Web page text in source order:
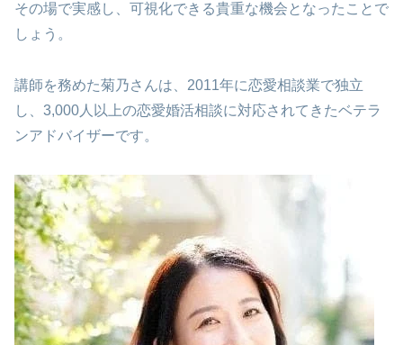
その場で実感し、可視化できる貴重な機会となったことで
しょう。
講師を務めた菊乃さんは、2011年に恋愛相談業で独立
し、3,000人以上の恋愛婚活相談に対応されてきたベテラ
ンアドバイザーです。